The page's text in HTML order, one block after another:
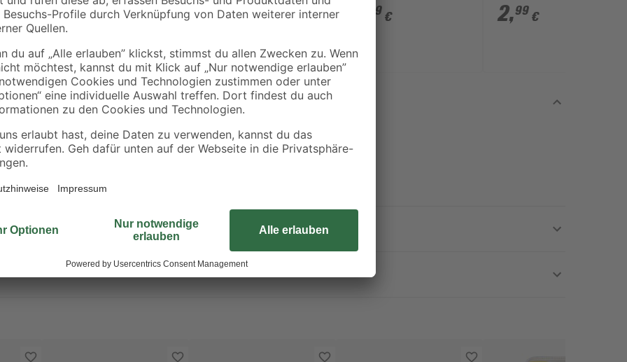
1,99 €
ungeschliffen 1690 x
5,99 €/ m²
49 € 2,99 €